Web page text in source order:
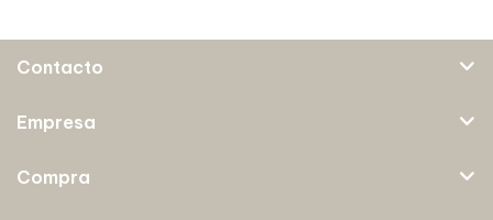
Contacto
Empresa
Compra